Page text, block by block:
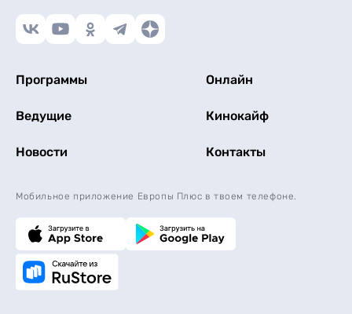
Программы Онлайн
Ведущие Кинокайф
Новости Контакты
Мобильное приложение Европы Плюс в твоем телефоне.